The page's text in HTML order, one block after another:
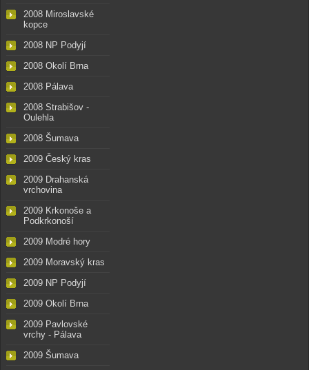
2008 Miroslavské
kopce
2008 NP Podyjí
2008 Okolí Brna
2008 Pálava
2008 Strabišov -
Oulehla
2008 Šumava
2009 Český kras
2009 Drahanská
vrchovina
2009 Krkonoše a
Podkrkonoší
2009 Modré hory
2009 Moravský kras
2009 NP Podyjí
2009 Okolí Brna
2009 Pavlovské
vrchy - Pálava
2009 Šumava